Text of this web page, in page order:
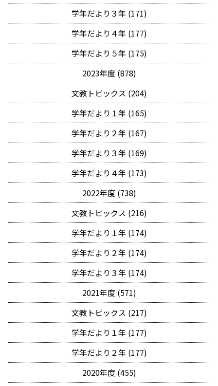
学年だより３年 (171)
学年だより４年 (177)
学年だより５年 (175)
2023年度 (878)
文教トピックス (204)
学年だより１年 (165)
学年だより２年 (167)
学年だより３年 (169)
学年だより４年 (173)
2022年度 (738)
文教トピックス (216)
学年だより１年 (174)
学年だより２年 (174)
学年だより３年 (174)
2021年度 (571)
文教トピックス (217)
学年だより１年 (177)
学年だより２年 (177)
2020年度 (455)